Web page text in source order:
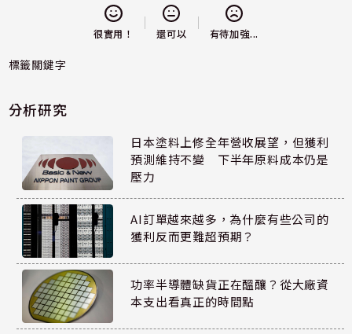
很實用！ 還可以 有待加強...
標籤關鍵字
分析研究
日本塗料上修全年營收展望，但獲利
預測維持不變 下半年原料成本仍是
壓力
AI訂單越來越多，為什麼有些公司的
獲利反而更難超預期？
功率半導體缺貨正在醞釀？從大廠資
本支出看真正的時間點